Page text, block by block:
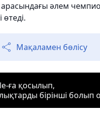
арасындағы әлем
Мақаламен бөлісу
ға қосылып,
бірінші болып